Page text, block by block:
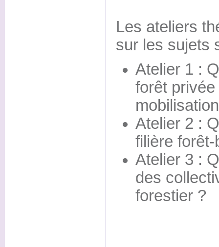
Les ateliers
sur les sujets
Atelier 1 :
forêt
Atelier 2 :
filière
Atelier 3 :
des
forestier ?